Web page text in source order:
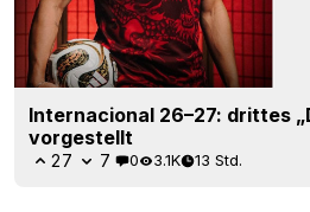
Internacional 26–27: drittes
vorgestellt
27 7 0 3.1K 13 Std.